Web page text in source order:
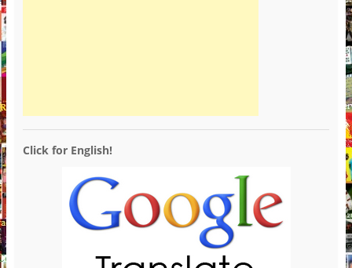
Click for English!